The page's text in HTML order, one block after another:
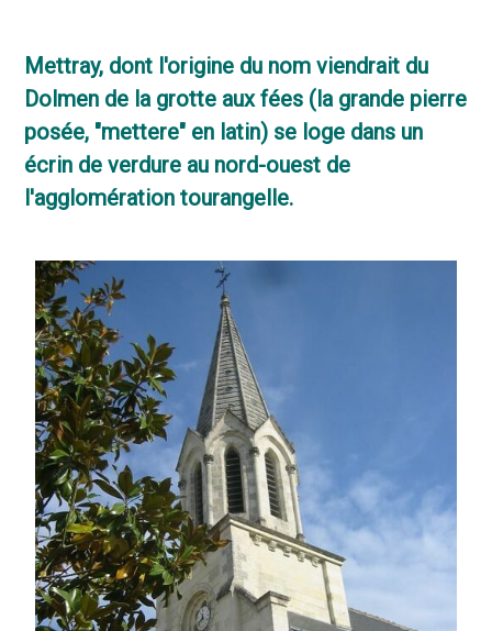
Mettray, dont l'origine du nom viendrait du
Dolmen de la grotte aux fées (la grande pierre
posée, "mettere" en latin) se loge dans un
écrin de verdure au nord-ouest de
l'agglomération tourangelle.